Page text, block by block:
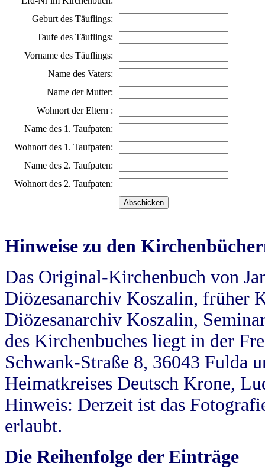
Geburt des Täuflings:
Taufe des Täuflings:
Vorname des Täuflings:
Name des Vaters:
Name der Mutter:
Wohnort der Eltern :
Name des 1. Taufpaten:
Wohnort des 1. Taufpaten:
Name des 2. Taufpaten:
Wohnort des 2. Taufpaten:
Hinweise zu den
Das Original-Kirchenbuch von
Diözesanarchiv Koszalin, früher
Diözesanarchiv Koszalin,
des Kirchenbuches liegt in der
Schwank-Straße 8, 36043 Fulda
Heimatkreises Deutsch Krone,
Hinweis: Derzeit ist das
erlaubt.
Die Reihenfolge der Einträge